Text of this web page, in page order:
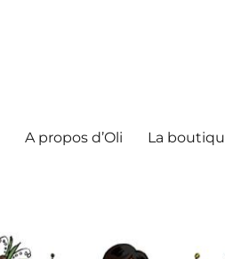
A propos d’Oli La